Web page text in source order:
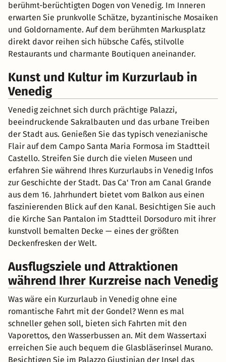
berühmt-berüchtigten Dogen von Venedig. Im Inneren
erwarten Sie prunkvolle Schätze, byzantinische Mosaiken
und Goldornamente. Auf dem berühmten Markusplatz
direkt davor reihen sich hübsche Cafés, stilvolle
Restaurants und charmante Boutiquen aneinander.
Kunst und Kultur im Kurzurlaub in
Venedig
Venedig zeichnet sich durch prächtige Palazzi,
beeindruckende Sakralbauten und das urbane Treiben
der Stadt aus. Genießen Sie das typisch venezianische
Flair auf dem Campo Santa Maria Formosa im Stadtteil
Castello. Streifen Sie durch die vielen Museen und
erfahren Sie während Ihres Kurzurlaubs in Venedig Infos
zur Geschichte der Stadt. Das Ca' Tron am Canal Grande
aus dem 16. Jahrhundert bietet vom Balkon aus einen
faszinierenden Blick auf den Kanal. Besichtigen Sie auch
die Kirche San Pantalon im Stadtteil Dorsoduro mit ihrer
kunstvoll bemalten Decke — eines der größten
Deckenfresken der Welt.
Ausflugsziele und Attraktionen
während Ihrer Kurzreise nach Venedig
Was wäre ein Kurzurlaub in Venedig ohne eine
romantische Fahrt mit der Gondel? Wenn es mal
schneller gehen soll, bieten sich Fahrten mit den
Vaporettos, den Wasserbussen an. Mit dem Wassertaxi
erreichen Sie auch bequem die Glasbläserinsel Murano.
Besichtigen Sie im Palazzo Giustinian der Insel das